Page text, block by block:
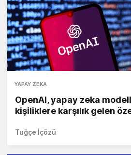
YAPAY ZEKA
OpenAI, yapay zeka
kişiliklere karşılık gelen
Tuğçe İçözü